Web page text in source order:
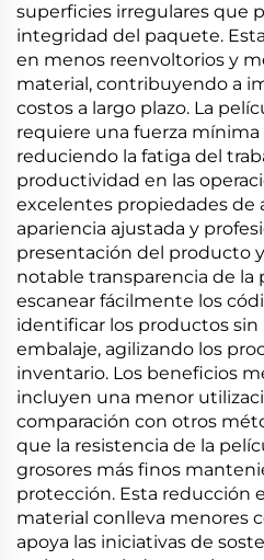
superficies irregulares que
integridad del paquete.
en menos reenvoltorios y
material, contribuyendo a
costos a largo plazo. La
requiere una fuerza
reduciendo la fatiga del
productividad en las
excelentes propiedades de
apariencia ajustada y
presentación del producto
notable transparencia de la
escanear fácilmente los
identificar los productos sin
embalaje, agilizando los
inventario. Los beneficios
incluyen una menor
comparación con otros
que la resistencia de la
grosores más finos
protección. Esta reducción
material conlleva menores
apoya las iniciativas de